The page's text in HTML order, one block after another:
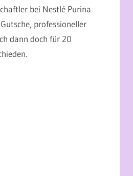
bei Nestlé Purina
professioneller
dann doch für 20